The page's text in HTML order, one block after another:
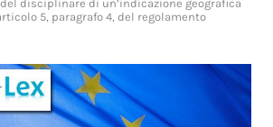
disciplinare di un’indicazione geografica
5, paragrafo 4, del regolamento